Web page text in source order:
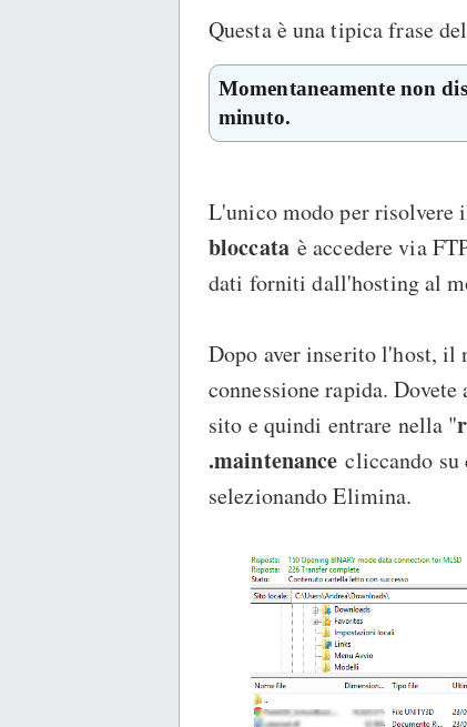
Questa è una tipica frase
Momentaneamente non
minuto.
L'unico modo per
bloccataè accedere via
dati forniti dall'hosting al
Dopo aver inserito l'host, il
connessione rapida.
sito e quindi entrare nella "
.maintenance cliccando su
selezionando Elimina.